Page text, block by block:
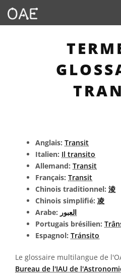
Anglais: Transit
Italien: Il transito
Allemand: Transit
Français: Transit
Chinois traditionnel: 淩
Chinois simplifié: 凌
Arabe: العبور
Portugais brésilien:
Espagnol: Tránsito
Le glossaire multilangue de
Bureau de l'IAU de